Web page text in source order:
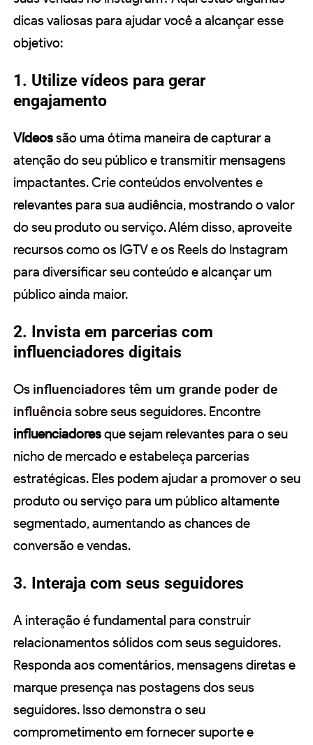
dicas valiosas para ajudar você a alcançar esse
objetivo:
1. Utilize vídeos para gerar
engajamento
Vídeossão uma ótima maneira de capturar a
atenção do seu público e transmitir mensagens
impactantes. Crie conteúdos envolventes e
relevantes para sua audiência, mostrando o valor
do seu produto ou serviço. Além disso, aproveite
recursos como os IGTV e os Reels do Instagram
para diversificar seu conteúdo e alcançar um
público ainda maior.
2. Invista em parcerias com
influenciadores digitais
Os influenciadores têm um grande poder de
influênciasobre seus seguidores. Encontre
influenciadoresque sejam relevantes para o seu
nicho de mercado e estabeleça parcerias
estratégicas. Eles podem ajudar a promover o seu
produto ou serviço para um público altamente
segmentado, aumentando as chances de
conversão e vendas.
3. Interaja com seus seguidores
A interação é fundamental para construir
relacionamentos sólidos com seus seguidores.
Responda aos comentários, mensagens diretas e
marque presença nas postagens dos seus
seguidores. Isso demonstra o seu
comprometimento em fornecer suporte e